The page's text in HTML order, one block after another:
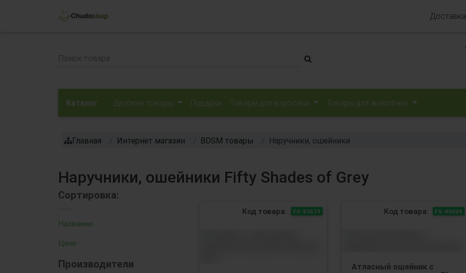
Доставка
Каталог Детские товары Подарки Товары для взрослых Товары для животных
Главная Интернет магазин BDSM товары Наручники, ошейники
Наручники, ошейники Fifty Shades of Grey
Сортировка:
Названию
Цене
Производители
Код товара: FS-83673 Код товара: FS-80024
Атласный ошейник с